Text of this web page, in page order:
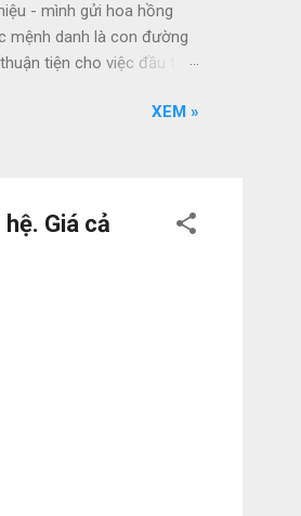
- mình gửi hoa hồng
mệnh danh là con đường
tiện cho việc đầu tư,
Cổ Cò tuyến du lịch venXEM »
Giá cả